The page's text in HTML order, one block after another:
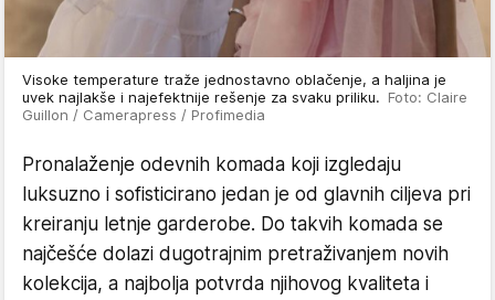
Visoke temperature traže jednostavno oblačenje, a haljina je
uvek najlakše i najefektnije rešenje za svaku priliku. Foto: Claire
Guillon / Camerapress / Profimedia
Pronalaženje odevnih komada koji izgledaju
luksuzno i sofisticirano jedan je od glavnih ciljeva pri
kreiranju letnje garderobe. Do takvih komada se
najčešće dolazi dugotrajnim pretraživanjem novih
kolekcija, a najbolja potvrda njihovog kvaliteta i